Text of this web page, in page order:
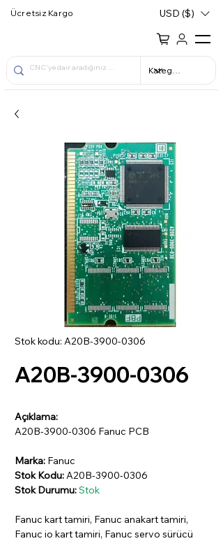
Ücretsiz Kargo USD ($)
Stok kodu: A20B-3900-0306
A20B-3900-0306
Açıklama:
A20B-3900-0306 Fanuc PCB
Marka: Fanuc
Stok Kodu:A20B-3900-0306
Stok Durumu:Stok
Fanuc kart tamiri, Fanuc anakart tamiri,
Fanuc io kart tamiri, Fanuc servo sürücü